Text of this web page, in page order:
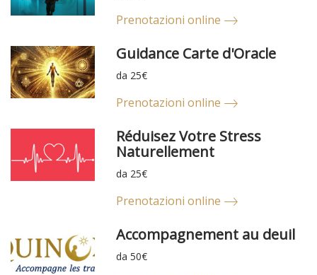
Prenotazioni online
Guidance Carte d'Oracle
da 25€
Prenotazioni online
Réduisez Votre Stress
Naturellement
da 25€
Prenotazioni online
Accompagnement au deuil
da 50€